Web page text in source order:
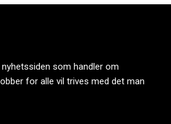
som handler om
for alle vil trives med det man